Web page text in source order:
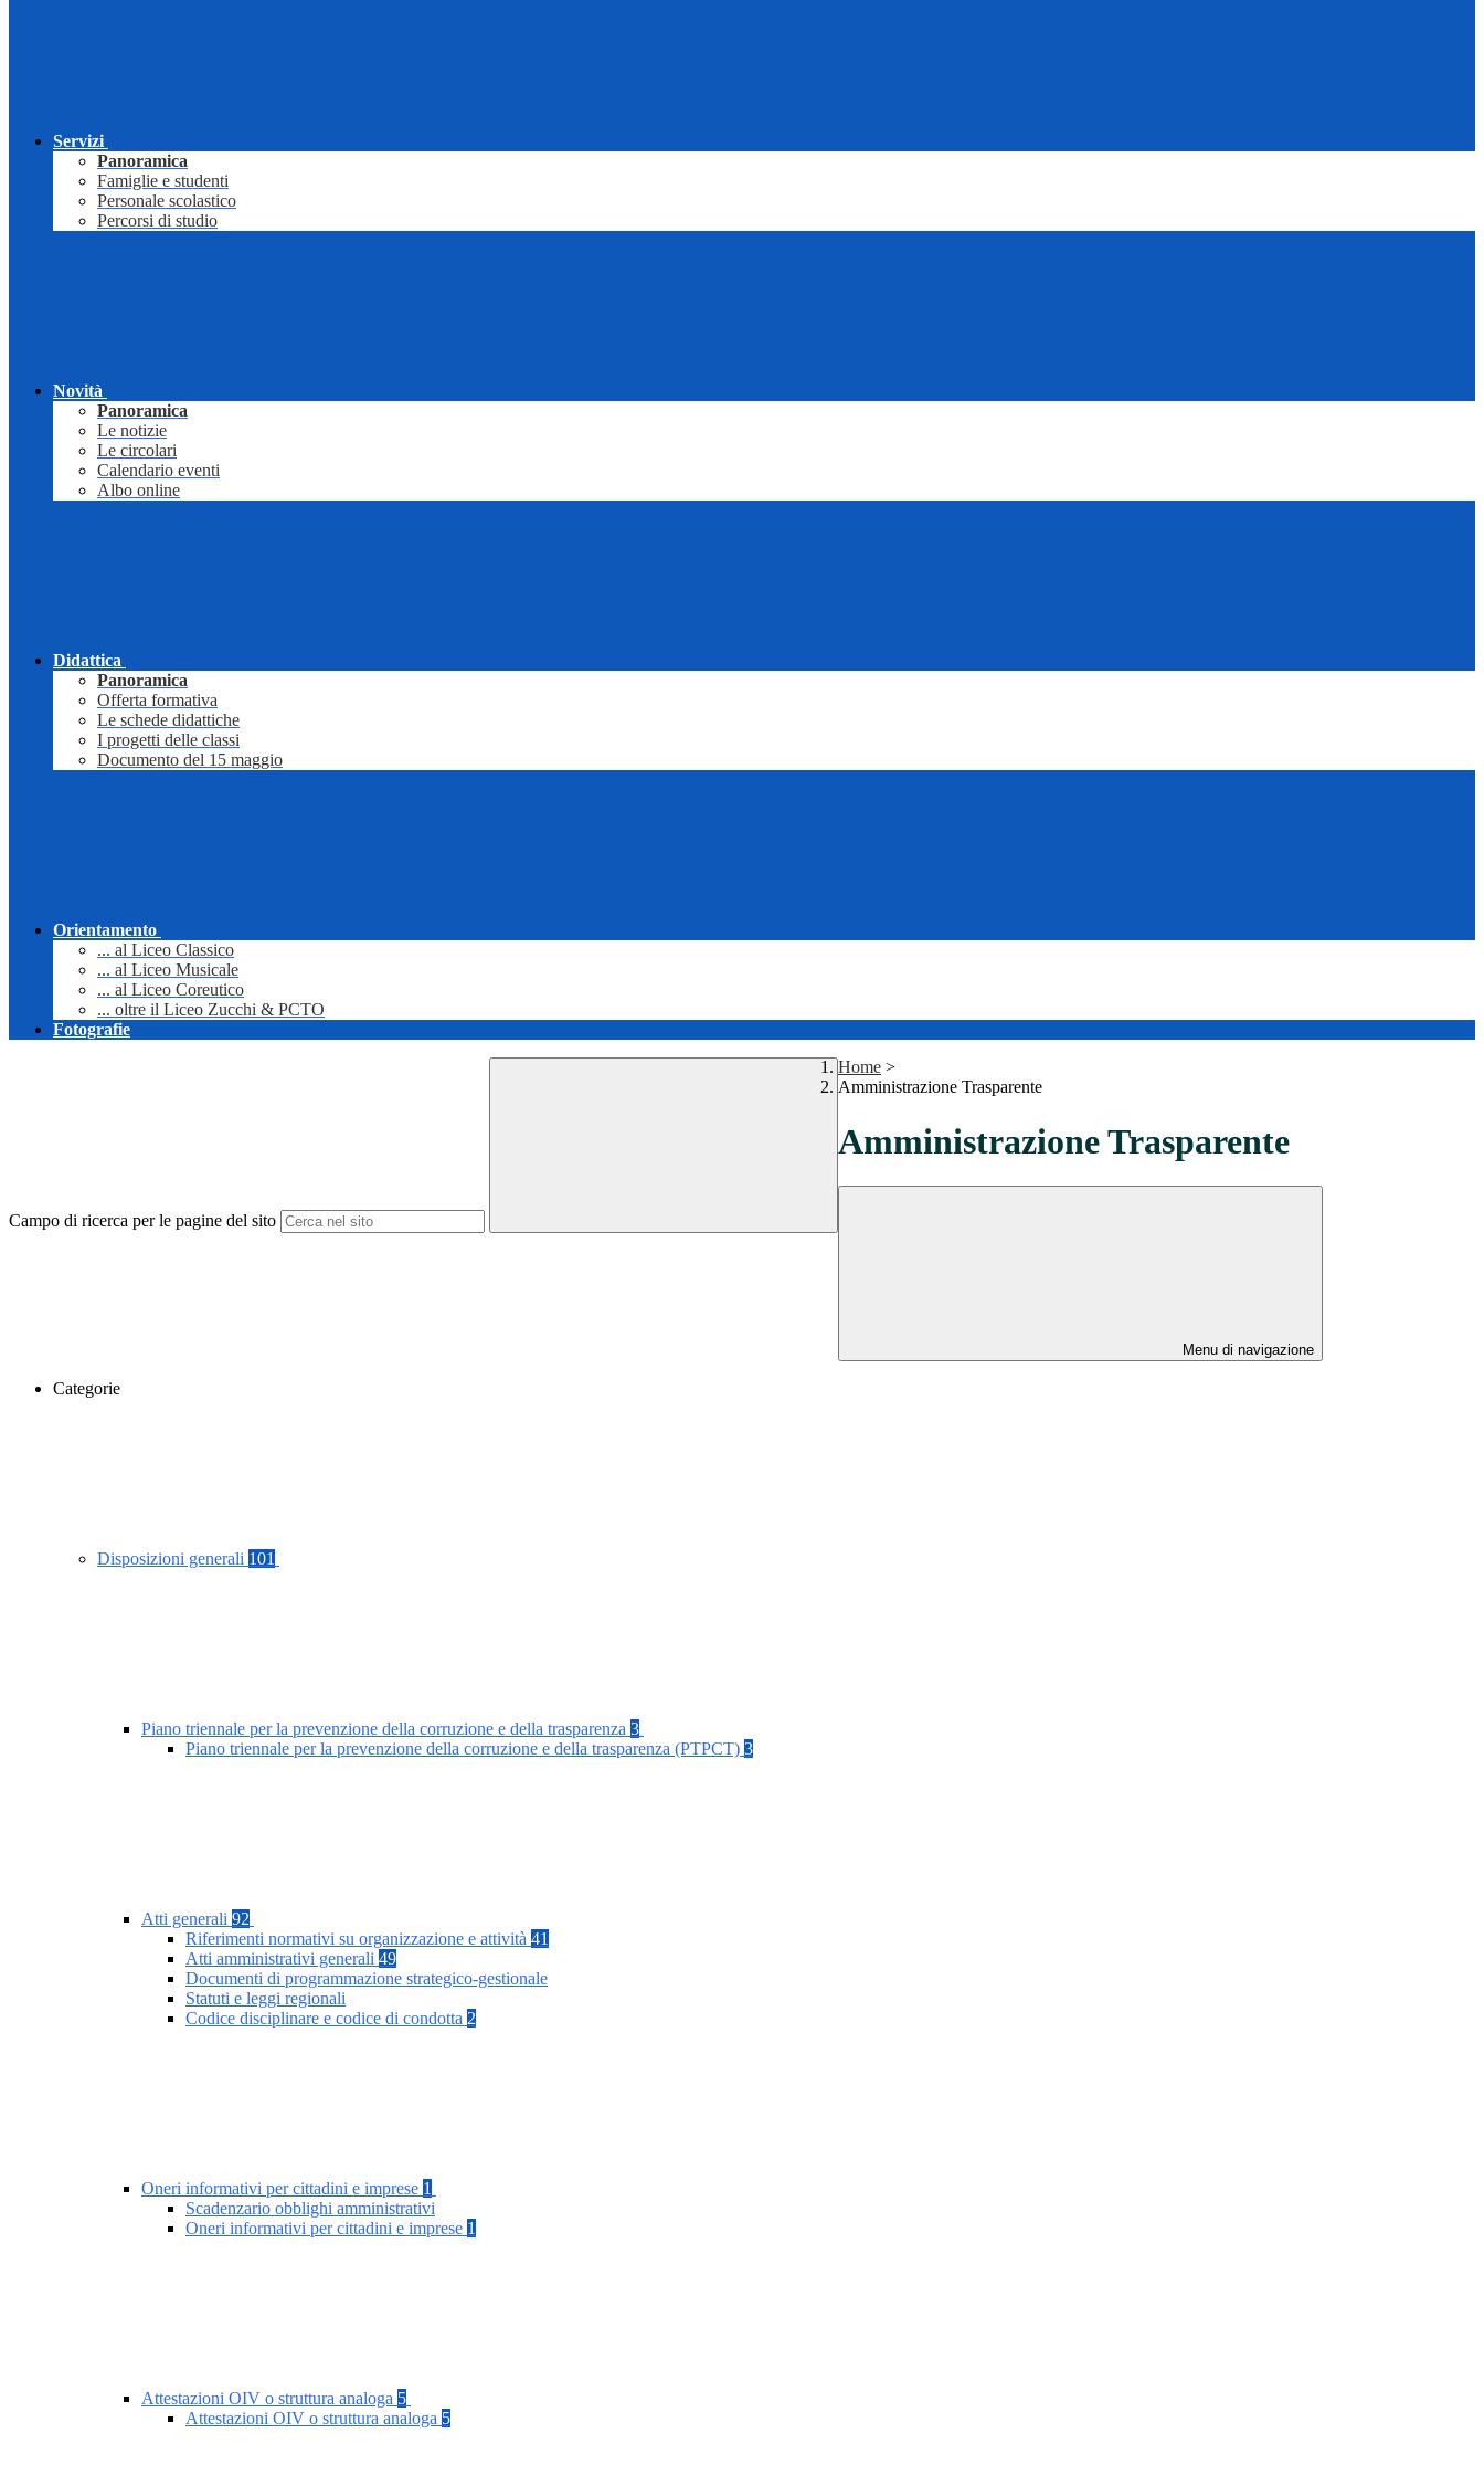
Servizi
Panoramica
Famiglie e studenti
Personale scolastico
Percorsi di studio
Novità
Panoramica
Le notizie
Le circolari
Calendario eventi
Albo online
Didattica
Panoramica
Offerta formativa
Le schede didattiche
I progetti delle classi
Documento del 15 maggio
Orientamento
... al Liceo Classico
... al Liceo Musicale
... al Liceo Coreutico
... oltre il Liceo Zucchi & PCTO
Fotografie
Campo di ricerca per le pagine del sito
Home >
Amministrazione Trasparente
Amministrazione Trasparente
Menu di navigazione
Categorie
Disposizioni generali 101
Piano triennale per la prevenzione della corruzione e della trasparenza 3
Piano triennale per la prevenzione della corruzione e della trasparenza (PTPCT) 3
Atti generali 92
Riferimenti normativi su organizzazione e attività 41
Atti amministrativi generali 49
Documenti di programmazione strategico-gestionale
Statuti e leggi regionali
Codice disciplinare e codice di condotta 2
Oneri informativi per cittadini e imprese 1
Scadenzario obblighi amministrativi
Oneri informativi per cittadini e imprese 1
Attestazioni OIV o struttura analoga 5
Attestazioni OIV o struttura analoga 5